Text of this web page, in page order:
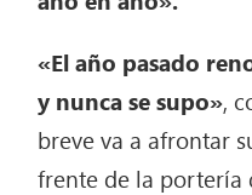
«El año pasado
y nunca se supo»,
breve va a afrontar
frente de la portería